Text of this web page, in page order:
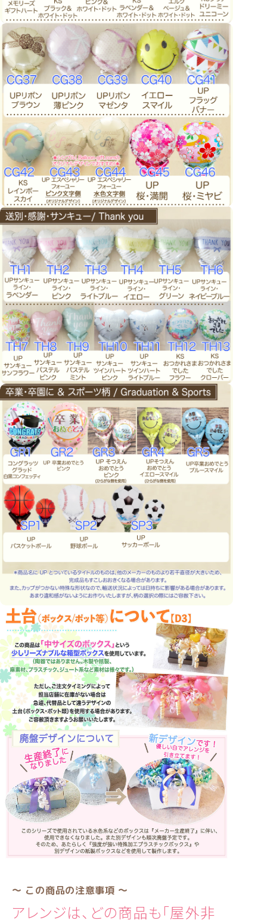
〜 この商品の注意事項 〜
アレンジは、どの商品も「屋外非